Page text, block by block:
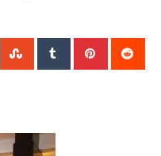
WhatsappStumbleUpon
Tumblr Pinterest